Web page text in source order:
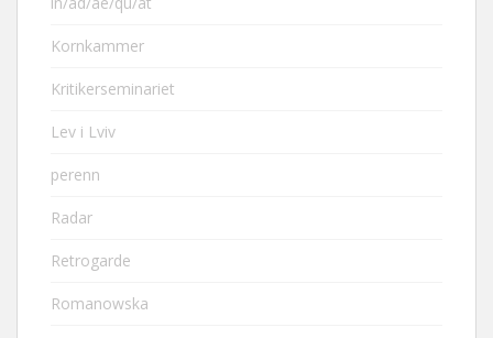
Kornkammer
Kritikerseminariet
Lev i Lviv
perenn
Radar
Retrogarde
Romanowska